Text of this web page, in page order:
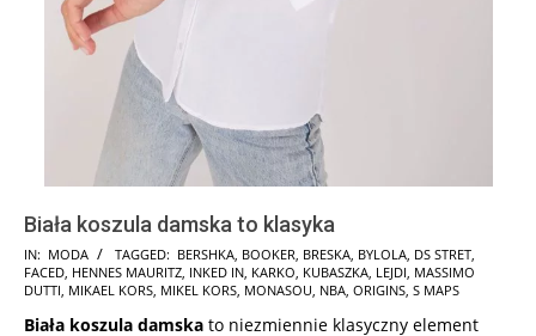
Biała koszula damska to klasyka
2025-
01-
IN: MODA TAGGED: BERSHKA, BOOKER, BRESKA, BYLOLA, DS STRET,
FACED, HENNES MAURITZ, INKED IN, KARKO, KUBASZKA, LEJDI, MASSIMO
DUTTI, MIKAEL KORS, MIKEL KORS, MONASOU, NBA, ORIGINS, S MAPS
Biała koszula damska to niezmiennie klasyczny element